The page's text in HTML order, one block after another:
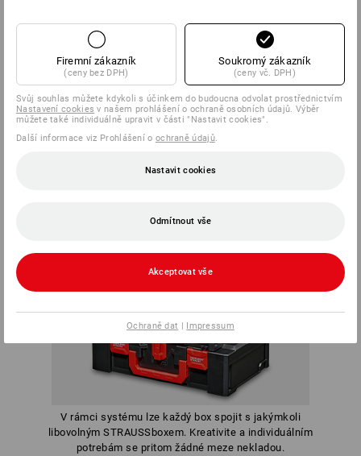
Už nikdy nemuset rozkládat polovinu veže, abyste se dostali
k urcitému náradí – u veže ze STRAUSSboxu mužete
kdykoli otevrít každý box.
VŽDY
DOBRÉ SPOJENÍ
V rámci systému lze každý box spojit s jakýmkoli
libovolným STRAUSSboxem. Kreativite a individuálním
potrebám se pritom žádné meze nekladou.
Firemní zákazník
(ceny bez DPH)
Soukromý zákazník
(ceny vč. DPH)
Svůj souhlas můžete kdykoli s účinkem do budoucna odvolat prostřednictvím
Nastavení cookies v našem prohlášení o ochraně osobních údajů. Výběr
můžete také individuálně upravit v části "Nastavit cookies".
Další informace viz Prohlášení o ochraně údajů.
Nastavit cookies
Odmítnout vše
Akceptovat vše
Ochraně dat | Impressum